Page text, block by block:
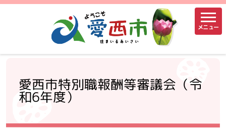
メニュー
愛西市特別職報酬等審議会（令
和6年度）